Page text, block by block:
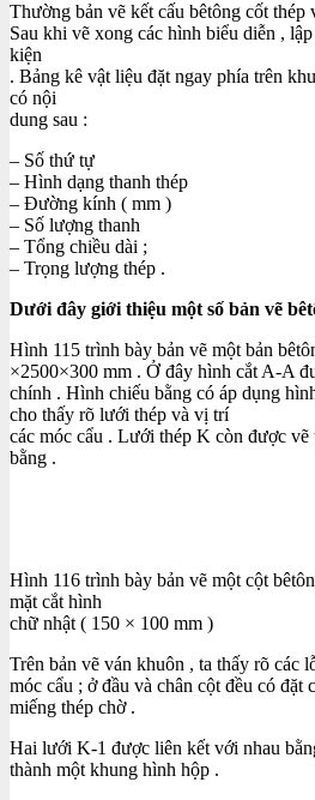
Thường bản vẽ kết cấu bêtông cốt thép
Sau khi vẽ xong các hình biểu diễn ,
kiện
. Bảng kê vật liệu đặt ngay phía trên
có nội
dung sau :
– Số thứ tự
– Hình dạng thanh thép
– Đường kính ( mm )
– Số lượng thanh
– Tổng chiều dài ;
– Trọng lượng thép .
Dưới đây giới thiệu một số bản vẽ
Hình 115 trình bày bản vẽ một bản
×2500×300 mm . Ở đây hình cắt A-A
chính . Hình chiếu bằng có áp dụng
cho thấy rõ lưới thép và vị trí
các móc cẩu . Lưới thép K còn được
bằng .
Hình 116 trình bày bản vẽ một cột
mặt cắt hình
chữ nhật ( 150 × 100 mm )
Trên bản vẽ ván khuôn , ta thấy rõ các
móc cẩu ; ở đầu và chân cột đều có đặt
miếng thép chờ .
Hai lưới K-1 được liên kết với nhau
thành một khung hình hộp .